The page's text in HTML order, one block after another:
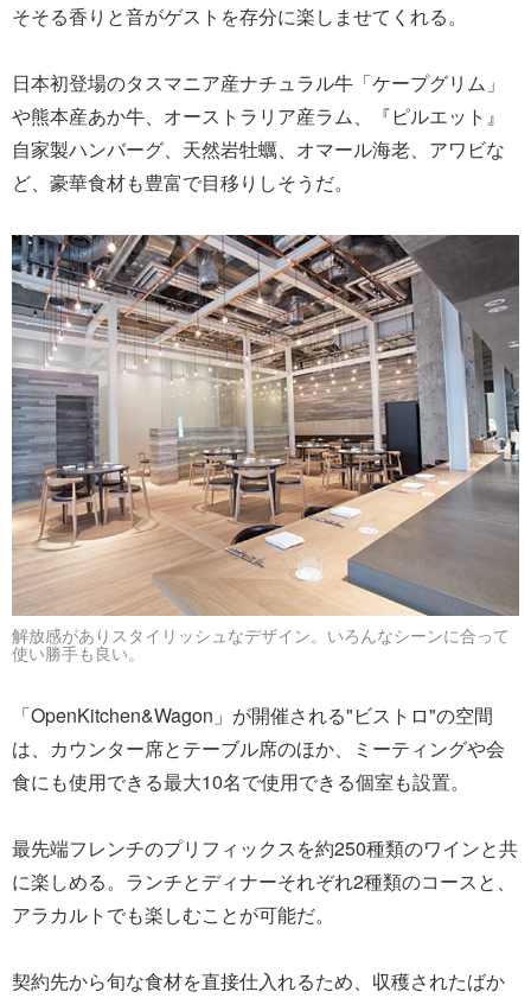
そそる香りと音がゲストを存分に楽しませてくれる。
日本初登場のタスマニア産ナチュラル牛「ケープグリム」
や熊本産あか牛、オーストラリア産ラム、『ピルエット』
自家製ハンバーグ、天然岩牡蠣、オマール海老、アワビな
ど、豪華食材も豊富で目移りしそうだ。
解放感がありスタイリッシュなデザイン。いろんなシーンに合って
使い勝手も良い。
「OpenKitchen&Wagon」が開催される"ビストロ"の空間
は、カウンター席とテーブル席のほか、ミーティングや会
食にも使用できる最大10名で使用できる個室も設置。
最先端フレンチのプリフィックスを約250種類のワインと共
に楽しめる。ランチとディナーそれぞれ2種類のコースと、
アラカルトでも楽しむことが可能だ。
契約先から旬な食材を直接仕入れるため、収穫されたばか